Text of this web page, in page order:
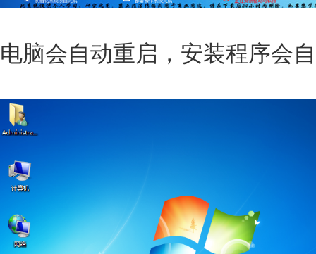
电脑会自动重启，安装程序会